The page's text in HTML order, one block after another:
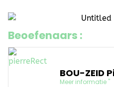
Beoefenaars :
BOU-ZEID
Meer informatie "